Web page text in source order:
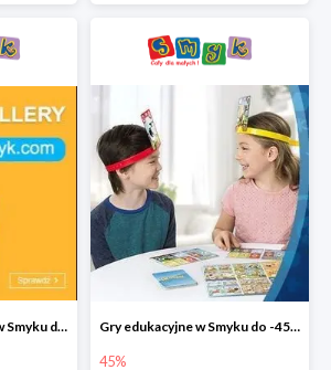
Bestsellery zabawek w Smyku do -45% Gry edukacyjne w Smyku do -45%
45%